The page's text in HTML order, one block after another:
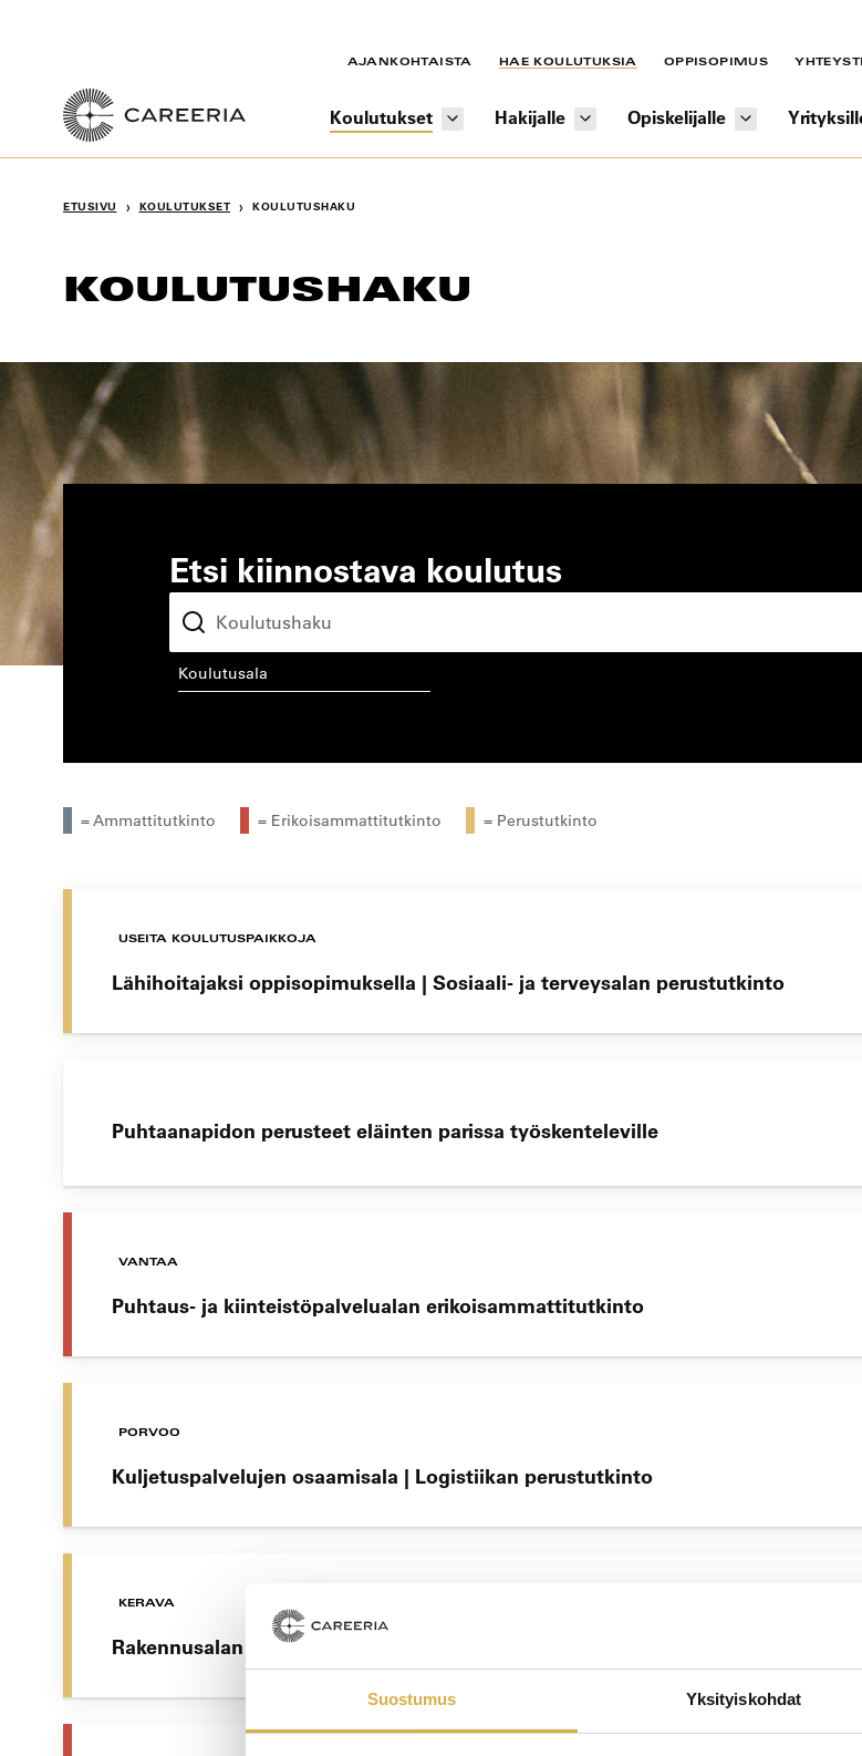
Suostumus Yksityiskohdat
AJANKOHTAISTA HAE KOULUTUKSIA OPPISOPIMUS
Koulutukset Hakijalle Opiskelijalle
ETUSIVU › KOULUTUKSET › KOULUTUSHAKU
KOULUTUSHAKU
Etsi kiinnostava koulutus
koulutusala
= Ammattitutkinto = Erikoisammattitutkinto = Perustutkinto
USEITA KOULUTUSPAIKKOJA
Lähihoitajaksi oppisopimuksella | Sosiaali- ja terveysalan perustutkinto
Puhtaanapidon perusteet eläinten parissa työskenteleville
VANTAA
Puhtaus- ja kiinteistöpalvelualan erikoisammattitutkinto
PORVOO
Kuljetuspalvelujen osaamisala | Logistiikan perustutkinto
KERAVA
Rakennusalan perustutkinto | Oppisopimuskoulutus